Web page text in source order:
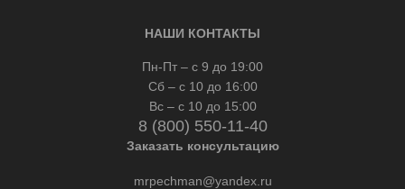
НАШИ КОНТАКТЫ
Пн-Пт – с 9 до 19:00
Сб – с 10 до 16:00
Вс – с 10 до 15:00
8 (800) 550-11-40
Заказать консультацию
mrpechman@yandex.ru